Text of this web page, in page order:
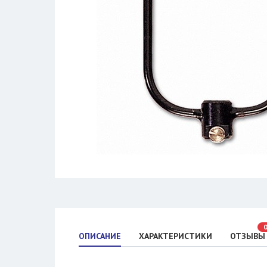
ОПИСАНИЕ ХАРАКТЕРИСТИКИ ОТЗЫВЫ
0